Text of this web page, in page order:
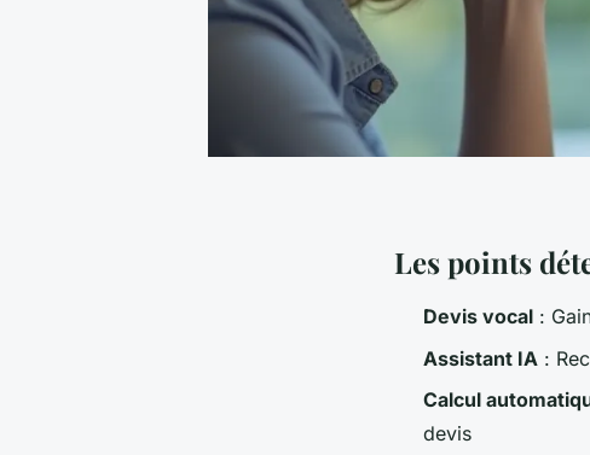
Les points
Devis vocal :
Assistant IA :
Calcul
devis